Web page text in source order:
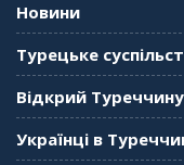
Новини
Турецьке
Відкрий Туреччину
Українці в